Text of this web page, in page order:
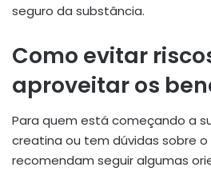
seguro da substância.
Como evitar
aproveitar os
Para quem está começando a
creatina ou tem dúvidas sobre o
recomendam seguir algumas